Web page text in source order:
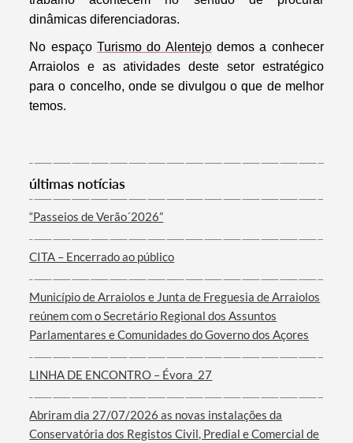
Termo de Pesquisa
Categorias gerais
Filtros
dinâmicas diferenciadoras.
No espaço Turismo do Alentejodemos a conhecer
Arraiolos e as atividades deste setor estratégico
para o concelho, onde se divulgouo que de melhor
temos.
últimas notícias
“Passeios de Verão´2026”
CITA – Encerrado ao público
Município de Arraiolos e Junta de Freguesia de Arraiolos
reúnem com o Secretário Regional dos Assuntos
Parlamentares e Comunidades do Governo dos Açores
LINHA DE ENCONTRO – Évora_27
Abriram dia 27/07/2026 as novas instalações da
Conservatória dos Registos Civil, Predial e Comercial de